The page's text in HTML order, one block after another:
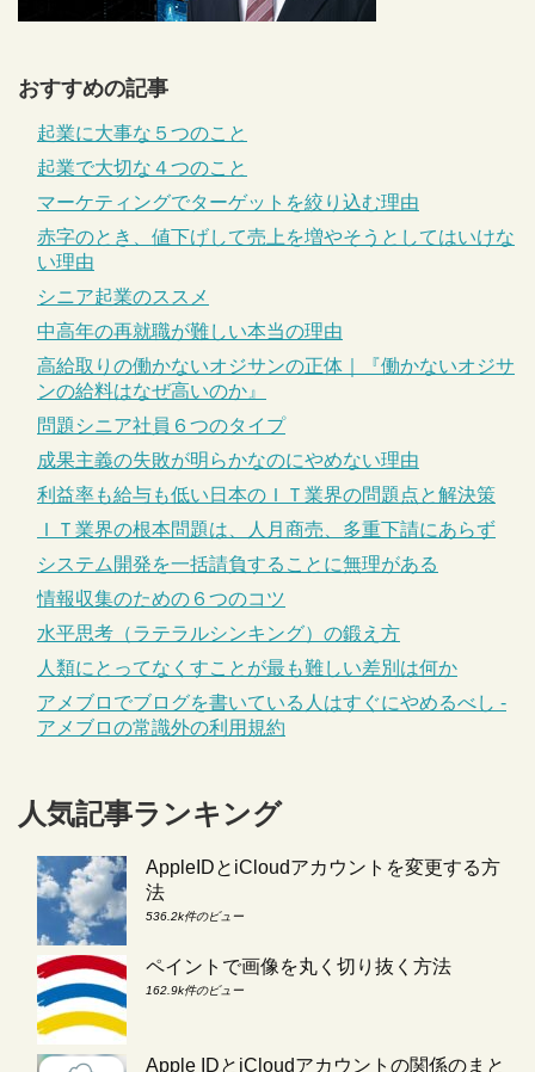
おすすめの記事
起業に大事な５つのこと
起業で大切な４つのこと
マーケティングでターゲットを絞り込む理由
赤字のとき、値下げして売上を増やそうとしてはいけな
い理由
シニア起業のススメ
中高年の再就職が難しい本当の理由
高給取りの働かないオジサンの正体｜『働かないオジサ
ンの給料はなぜ高いのか』
問題シニア社員６つのタイプ
成果主義の失敗が明らかなのにやめない理由
利益率も給与も低い日本のＩＴ業界の問題点と解決策
ＩＴ業界の根本問題は、人月商売、多重下請にあらず
システム開発を一括請負することに無理がある
情報収集のための６つのコツ
水平思考（ラテラルシンキング）の鍛え方
人類にとってなくすことが最も難しい差別は何か
アメブロでブログを書いている人はすぐにやめるべし -
アメブロの常識外の利用規約
人気記事ランキング
AppleIDとiCloudアカウントを変更する方
法
536.2k件のビュー
ペイントで画像を丸く切り抜く方法
162.9k件のビュー
Apple IDとiCloudアカウントの関係のまと